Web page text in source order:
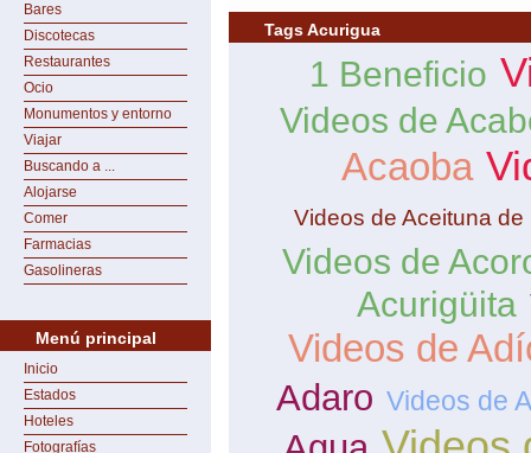
Bares
Discotecas
Restaurantes
Ocio
Monumentos y entorno
Viajar
Buscando a ...
Alojarse
Comer
Farmacias
Gasolineras
Menú principal
Inicio
Estados
Hoteles
Fotografías
Tags Acurigua
1 Beneficio
Videos de
Acaoba
Videos de Aceituna de
Videos de
Acurigüita
Videos de
Adaro Videos de